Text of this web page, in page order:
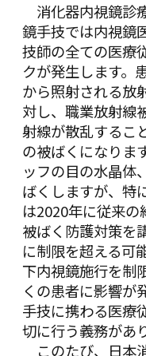
消化器内視鏡診
鏡手技では内視鏡
技師の全ての医療
クが発生します。
から照射される放
対し、職業放射線
射線が散乱するこ
の被ばくになりま
ッフの目の水晶体
ばくしますが、特
は2020年に従来の
被ばく防護対策を
に制限を超える可
下内視鏡施行を制
くの患者に影響が
手技に携わる医療
切に行う義務があ
このたび、日本